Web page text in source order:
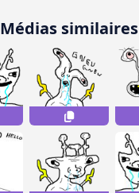
Médias similaires